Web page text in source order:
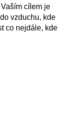
cílem je
vzduchu, kde
co nejdále, kde